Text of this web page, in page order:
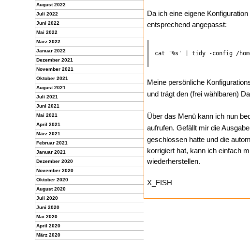
August 2022
Juli 2022
Juni 2022
Mai 2022
März 2022
Januar 2022
Dezember 2021
November 2021
Oktober 2021
August 2021
Juli 2021
Juni 2021
Mai 2021
April 2021
März 2021
Februar 2021
Januar 2021
Dezember 2020
November 2020
Oktober 2020
August 2020
Juli 2020
Juni 2020
Mai 2020
April 2020
März 2020
Da ich eine eigene Konfiguration
entsprechend angepasst:
Meine persönliche
und trägt den (frei wählbaren)
Über das Menü kann ich nun
aufrufen. Gefällt mir die
geschlossen hatte und die
korrigiert hat, kann ich einfach
wiederherstellen.
X_FISH